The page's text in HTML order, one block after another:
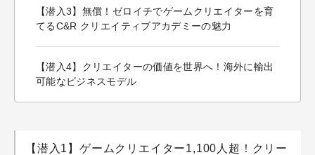
【潜入3】無償！ゼロイチでゲームクリエイターを育
てるC&R クリエイティブアカデミーの魅力
【潜入4】クリエイターの価値を世界へ！海外に輸出
可能なビジネスモデル
【潜入1】ゲームクリエイター1,100人超！クリー